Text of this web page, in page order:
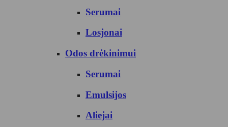
Serumai
Losjonai
Odos drėkinimui
Serumai
Emulsijos
Aliejai